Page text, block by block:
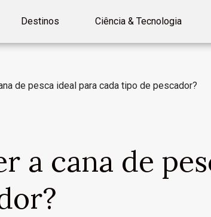
Destinos Ciência & Tecnologia
de pesca ideal para cada tipo de pescador?
a cana de